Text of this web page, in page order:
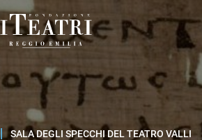
Teatri
Reggio
Emilia
SALA DEGLI SPECCHI DEL TEATRO VALLI